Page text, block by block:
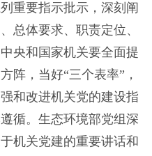
重要指示批示，深刻阐
总体要求、职责定位、
央和国家机关要全面提
阵，当好“三个表率”，
和改进机关党的建设指
循。生态环境部党组深
机关党建的重要讲话和